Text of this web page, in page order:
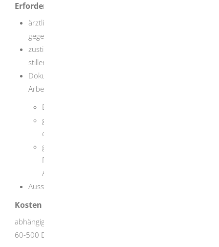
Erforderliche Unterlagen
ärztliches Zeugnis darüber, das bestätigt, das nicht
gegen eine Beschäftigung der Frau bis 22 Uhr spricht
zustimmende Erklärung der schwangeren oder
stillenden Frau
Dokumentation zur Beurteilung der
Arbeitsbedingungen
Ergebnis einer Gefährdungsbeurteilung
gegebenenfalls Bedarf und Festlegung von
erforderlichen Schutzmaßnahmen
gegebenenfalls Angebot eines Gesprächs mit der
Frau über weitere Anpassungen der
Arbeitsbedingungen
Aussage zur Alleinarbeit
Kosten
abhängig vom Einzelfall und dem tatsächlichen Aufwand:
60-500 EUR